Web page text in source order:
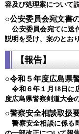
容及び処理案について
○公安委員会宛文書
公安委員会宛てに送
説明を受け、案のとお
【報告】
○令和５年度広島県
令和６年１月18日に
度広島県警察剣道大会
○警察安全相談取扱
警察安全相談に係る